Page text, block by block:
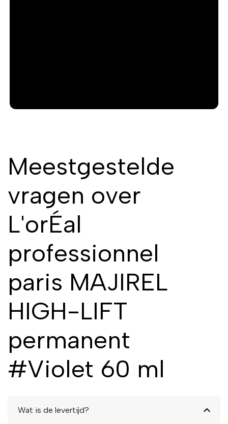
Meestgestelde
vragen over
L'orÉal
professionnel
paris MAJIREL
HIGH-LIFT
permanent
#Violet 60 ml
Wat is de levertijd?